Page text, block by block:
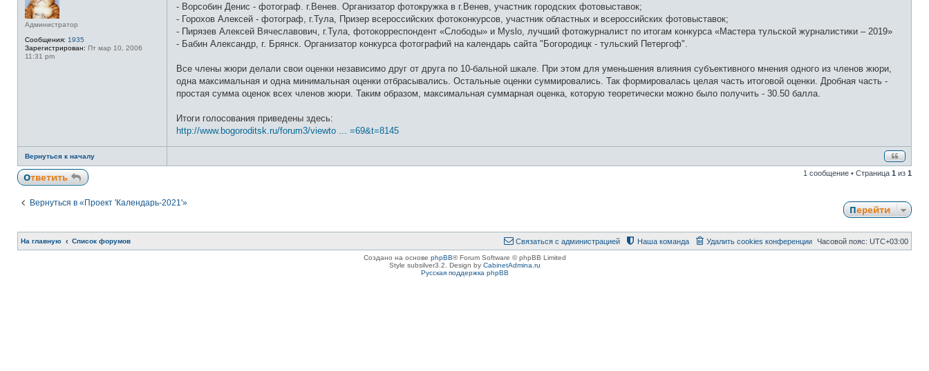
с
е
т
Администратор
Сообщения: 1935
Зарегистрирован: Пт мар 10, 2006
11:31 pm
- Ворсобин Денис - фотограф. г.Венев. Организатор фотокружка в г.Венев, участник городских фотовыставок;
- Горохов Алексей - фотограф, г.Тула, Призер всероссийских фотоконкурсов, участник областных и всероссийских фотовыставок;
- Пирязев Алексей Вячеславович, г.Тула, фотокорреспондент «Слободы» и Myslo, лучший фотожурналист по итогам конкурса «Мастера тульской журналистики – 2019»
- Бабин Александр, г. Брянск. Организатор конкурса фотографий на календарь сайта "Богородицк - тульский Петергоф".
Все члены жюри делали свои оценки независимо друг от друга по 10-бальной шкале. При этом для уменьшения влияния субъективного мнения одного из членов жюри,
одна максимальная и одна минимальная оценки отбрасывались. Остальные оценки суммировались. Так формировалась целая часть итоговой оценки. Дробная часть -
простая сумма оценок всех членов жюри. Таким образом, максимальная суммарная оценка, которую теоретически можно было получить - 30.50 балла.
Итоги голосования приведены здесь:
http://www.bogoroditsk.ru/forum3/viewto ... =69&t=8145
Вернуться к началу
Ответить 1 сообщение • Страница 1 из 1
Вернуться в «Проект 'Календарь-2021'»
Перейти
На главную Список форумов Часовой пояс: UTC+03:00
Удалить cookies конференции
Наша команда
Связаться с администрацией
Создано на основе phpBB® Forum Software © phpBB Limited
Style subsilver3.2. Design by CabinetAdmina.ru
Русская поддержка phpBB